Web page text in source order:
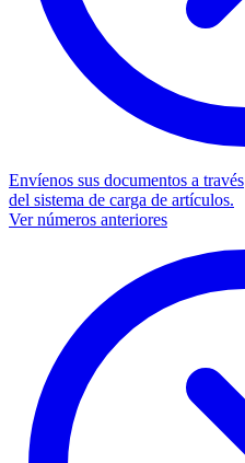
Envíenos sus documentos a través
del sistema de carga de artículos.
Ver números anteriores